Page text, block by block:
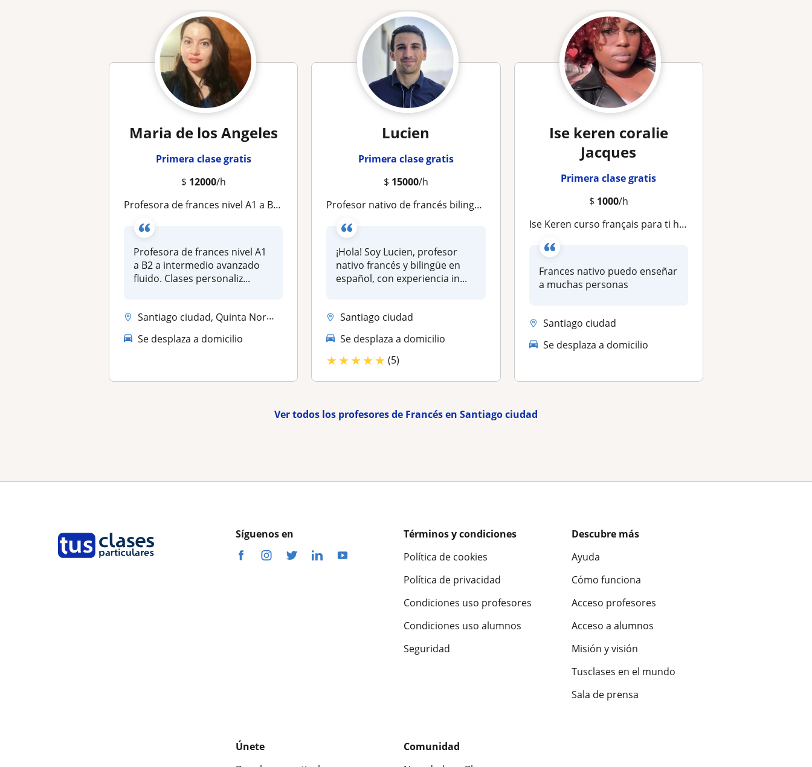
Maria de los Angeles
Primera clase gratis
$ 12000/h
Profesora de frances nivel A1 a B2 a intermedio avanzado fluido. Clases personalizadas, dinamicas orientada a su objetivo
Profesora de frances nivel A1
a B2 a intermedio avanzado
fluido. Clases personaliz...
Santiago ciudad, Quinta Normal, La Florida, La Cisterna, Las Condes
Se desplaza a domicilio
Lucien
Primera clase gratis
$ 15000/h
Profesor nativo de francés bilingüe en español, con el método de la Alianza Francesa
¡Hola! Soy Lucien, profesor
nativo francés y bilingüe en
español, con experiencia in...
Santiago ciudad
Se desplaza a domicilio
★★★★★ (5)
Ise keren coralie
Jacques
Primera clase gratis
$ 1000/h
Ise Keren curso français para ti hoy sí
Frances nativo puedo enseñar
a muchas personas
Santiago ciudad
Se desplaza a domicilio
Ver todos los profesores de Francés en Santiago ciudad
Síguenos en
Términos y condiciones
Política de cookies
Política de privacidad
Condiciones uso profesores
Condiciones uso alumnos
Seguridad
Descubre más
Ayuda
Cómo funciona
Acceso profesores
Acceso a alumnos
Misión y visión
Tusclases en el mundo
Sala de prensa
Únete
Comunidad